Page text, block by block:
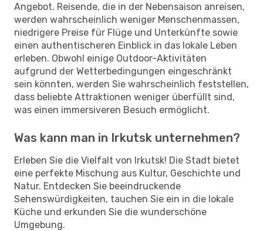
Angebot. Reisende, die in der Nebensaison anreisen,
werden wahrscheinlich weniger Menschenmassen,
niedrigere Preise für Flüge und Unterkünfte sowie
einen authentischeren Einblick in das lokale Leben
erleben. Obwohl einige Outdoor-Aktivitäten
aufgrund der Wetterbedingungen eingeschränkt
sein könnten, werden Sie wahrscheinlich feststellen,
dass beliebte Attraktionen weniger überfüllt sind,
was einen immersiveren Besuch ermöglicht.
Was kann man in Irkutsk unternehmen?
Erleben Sie die Vielfalt von Irkutsk! Die Stadt bietet
eine perfekte Mischung aus Kultur, Geschichte und
Natur. Entdecken Sie beeindruckende
Sehenswürdigkeiten, tauchen Sie ein in die lokale
Küche und erkunden Sie die wunderschöne
Umgebung.